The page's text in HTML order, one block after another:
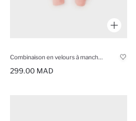
299.00 MAD